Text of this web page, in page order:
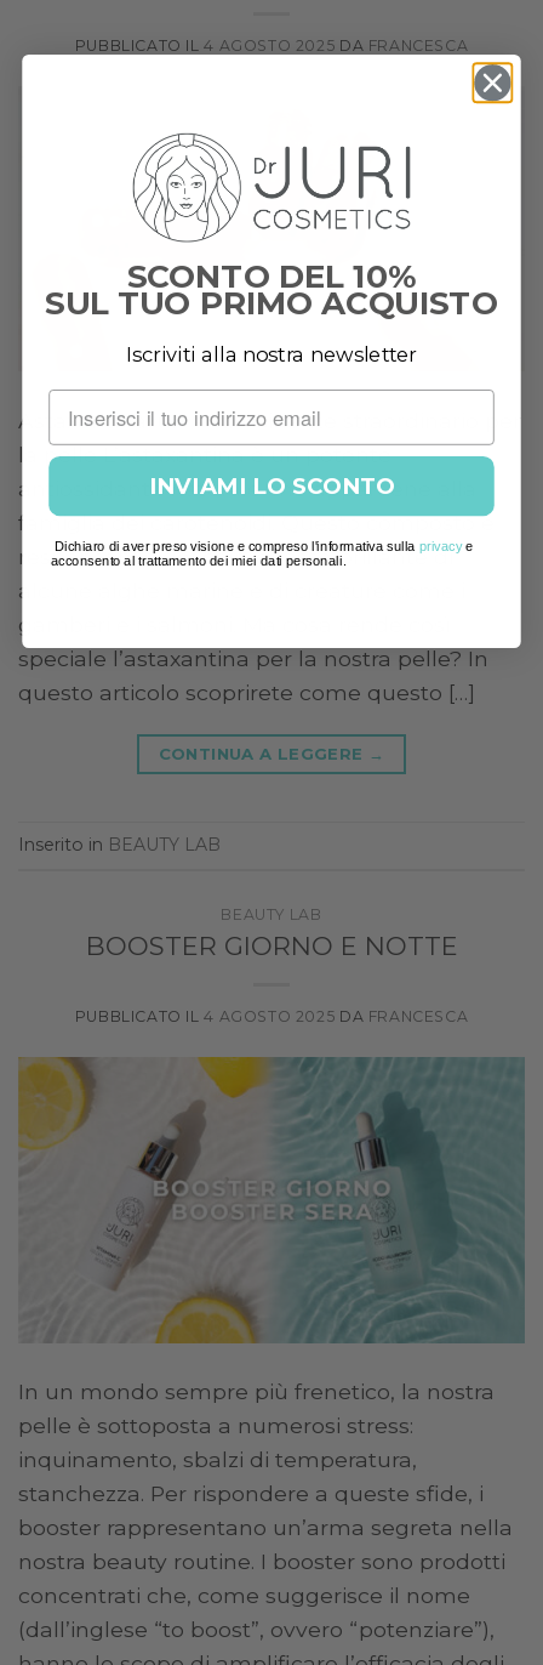
PUBBLICATO IL4 AGOSTO 2025 DA FRANCESCA
Astaxantina: un antiossidante straordinario per
la pelle L’astaxantina è un potente
antiossidante naturale che appartiene alla
famiglia dei carotenoidi. Questo composto è
responsabile del colore rosso brillante di
alcune alghe marine e di creature come i
gamberi e i salmoni. Ma cosa rende così
speciale l’astaxantina per la nostra pelle? In
questo articolo scoprirete come questo […]
CONTINUA A LEGGERE →
Inserito in BEAUTY LAB
BEAUTY LAB
BOOSTER GIORNO E NOTTE
PUBBLICATO IL4 AGOSTO 2025 DA FRANCESCA
In un mondo sempre più frenetico, la nostra
pelle è sottoposta a numerosi stress:
inquinamento, sbalzi di temperatura,
stanchezza. Per rispondere a queste sfide, i
booster rappresentano un’arma segreta nella
nostra beauty routine. I booster sono prodotti
concentrati che, come suggerisce il nome
(dall’inglese “to boost”, ovvero “potenziare”),
SCONTO DEL 10%
SUL TUO PRIMO ACQUISTO
Iscriviti alla nostra newsletter
INVIAMI LO SCONTO
Dichiaro di aver preso visione e compreso l'informativa sulla privacye
acconsento al trattamento dei miei dati personali.